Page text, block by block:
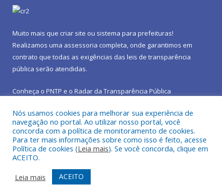
Muito mais que criar site ou sistema para prefeituras!
Realizamos uma assessoria completa, onde garantimos em
contrato que todas as exigências das leis de transparência
pública serão atendidas.
Conheça o PNTP e o Radar da Transparência Pública
Todos os direitos reservados a Prefeitura Municipal de São João
do Araguaia.
Mapa do Site
Acessar Área Administrativa
Nós usamos cookies para melhorar sua experiência de
navegação no portal. Ao utilizar nosso portal, você
concorda com a política de monitoramento de cookies.
Para ter mais informações sobre como isso é feito, acesse
Política de cookies (Leia mais). Se você concorda, clique em
ACEITO.
Leia mais
ACEITO